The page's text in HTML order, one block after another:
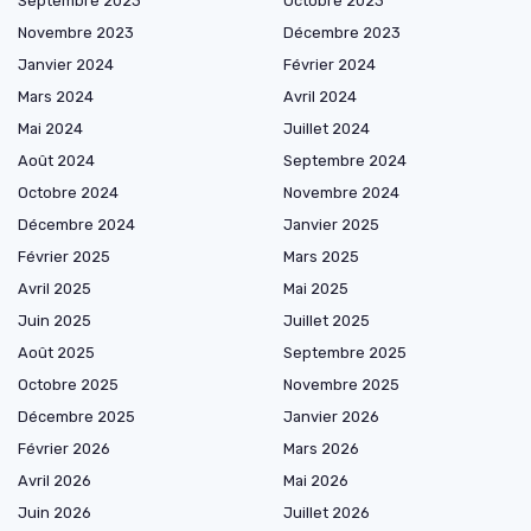
Novembre 2023
Décembre 2023
Janvier 2024
Février 2024
Mars 2024
Avril 2024
Mai 2024
Juillet 2024
Août 2024
Septembre 2024
Octobre 2024
Novembre 2024
Décembre 2024
Janvier 2025
Février 2025
Mars 2025
Avril 2025
Mai 2025
Juin 2025
Juillet 2025
Août 2025
Septembre 2025
Octobre 2025
Novembre 2025
Décembre 2025
Janvier 2026
Février 2026
Mars 2026
Avril 2026
Mai 2026
Juin 2026
Juillet 2026